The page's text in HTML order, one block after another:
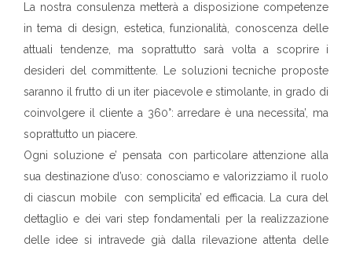
La nostra consulenza metterà a disposizione competenze
in tema di design, estetica, funzionalità, conoscenza delle
attuali tendenze, ma soprattutto sarà volta a scoprire i
desideri del committente. Le soluzioni tecniche proposte
saranno il frutto di un iter piacevole e stimolante, in grado di
coinvolgere il cliente a 360°: arredare è una necessita’, ma
soprattutto un piacere.
Ogni soluzione e’ pensata con particolare attenzione alla
sua destinazione d’uso: conosciamo e valorizziamo il ruolo
di ciascun mobile con semplicita’ ed efficacia. La cura del
dettaglio e dei vari step fondamentali per la realizzazione
delle idee si intravede già dalla rilevazione attenta delle